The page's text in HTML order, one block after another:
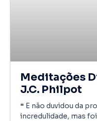
Meditações
J.C. Philpot
❝ E não duvidou da
incredulidade, mas